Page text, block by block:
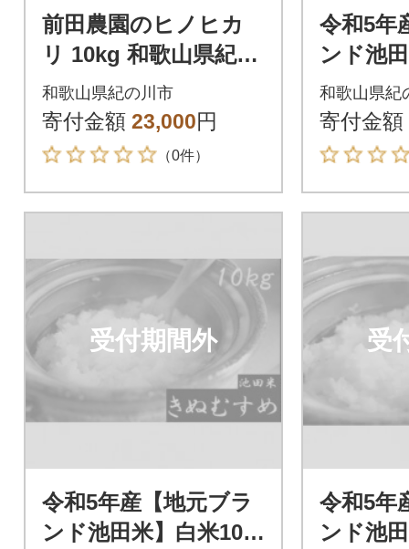
前田農園のヒノヒカ
リ 10kg 和歌山県紀の
川市【白米】
和歌山県紀の川市
寄付金額 23,000円
（0件）
令和5年
ンド池
(5kg×1
産きぬ
和歌山県紀
寄付金額
受付期間外
令和5年産【地元ブラ
ンド池田米】白米10k
受
令和5年
ンド池